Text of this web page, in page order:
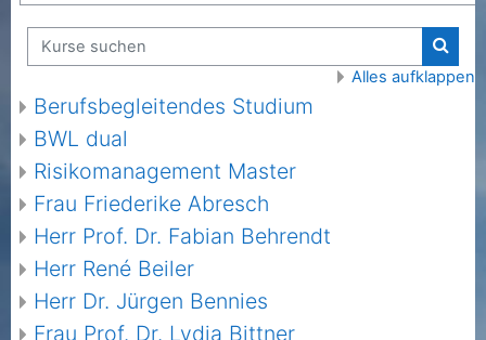
Kurse suchen
Alles aufklappen
Berufsbegleitendes Studium
BWL dual
Risikomanagement Master
Frau Friederike Abresch
Herr Prof. Dr. Fabian Behrendt
Herr René Beiler
Herr Dr. Jürgen Bennies
Frau Prof. Dr. Lydia Bittner